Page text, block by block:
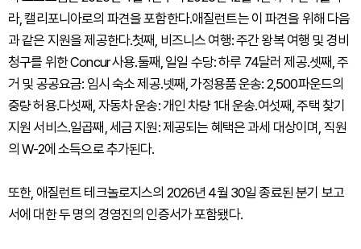
라, 캘리포니아로의 파견을 포함한다.애질런트는 이 파견을 위해 다음
과 같은 지원을 제공한다.첫째, 비즈니스 여행: 주간 왕복 여행 및 경비
청구를 위한 Concur 사용.둘째, 일일 수당: 하루 74달러 제공.셋째, 주
거 및 공공요금: 임시 숙소 제공.넷째, 가정용품 운송: 2,500파운드의
중량 허용.다섯째, 자동차 운송: 개인 차량 1대 운송.여섯째, 주택 찾기
지원 서비스.일곱째, 세금 지원: 제공되는 혜택은 과세 대상이며, 직원
의 W-2에 소득으로 추가된다.
또한, 애질런트 테크놀로지스의 2026년 4월 30일 종료된 분기 보고
서에 대한 두 명의 경영진의 인증서가 포함됐다.